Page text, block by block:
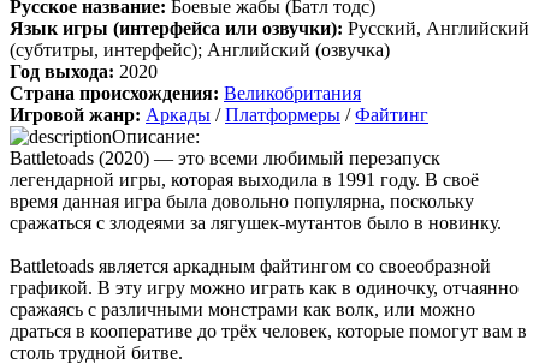
включая треки от Paul Linford
😁👏Огромная благодарность за труд. Не ожидал, что будет
полный саундтрек в хорошем качестве. За flac отдельная
благодарность ✔
cord:Boycenunse,
Да, сделано. Добавил саундтрек Need for Speed: Most Wanted
Soundtrack (OST):
скачать
архив и FLAC), но основной – Unofficial Game Soundtrack
OST. На странице можно послушать онлайн полную версию,
включая треки от Paul Linford
Сборник получился добротный, наслаждайтесь!
Русское название: Боевые жабы (Батл тодс)
Язык игры (интерфейса или озвучки): Русский, Английский
(субтитры, интерфейс); Английский (озвучка)
Год выхода: 2020
Страна происхождения: Великобритания
Игровой жанр: Аркады /Платформеры /Файтинг
Описание:
Battletoads (2020) — это всеми любимый перезапуск
легендарной игры, которая выходила в 1991 году. В своё
время данная игра была довольно популярна, поскольку
сражаться с злодеями за лягушек-мутантов было в новинку.
Battletoads является аркадным файтингом со своеобразной
графикой. В эту игру можно играть как в одиночку, отчаянно
сражаясь с различными монстрами как волк, или можно
драться в кооперативе до трёх человек, которые помогут вам в
столь трудной битве.